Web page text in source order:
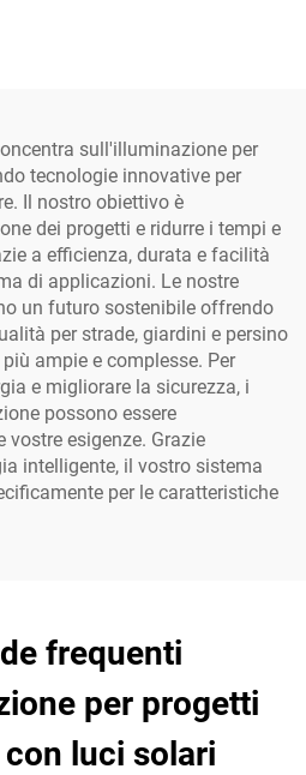
sull'illuminazione per
tecnologie innovative per
Il nostro obiettivo è
dei progetti e ridurre i tempi e
a efficienza, durata e facilità
di applicazioni. Le nostre
un futuro sostenibile offrendo
per strade, giardini e persino
ampie e complesse. Per
e migliorare la sicurezza, i
possono essere
esigenze. Grazie
intelligente, il vostro sistema
per le caratteristiche
frequenti
per progetti
con luci solari